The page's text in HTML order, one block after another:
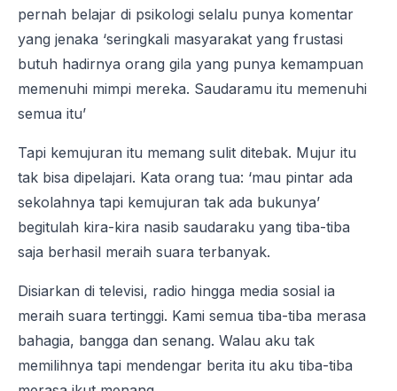
pernah belajar di psikologi selalu punya komentar
yang jenaka ‘seringkali masyarakat yang frustasi
butuh hadirnya orang gila yang punya kemampuan
memenuhi mimpi mereka. Saudaramu itu memenuhi
semua itu’
Tapi kemujuran itu memang sulit ditebak. Mujur itu
tak bisa dipelajari. Kata orang tua: ‘mau pintar ada
sekolahnya tapi kemujuran tak ada bukunya’
begitulah kira-kira nasib saudaraku yang tiba-tiba
saja berhasil meraih suara terbanyak.
Disiarkan di televisi, radio hingga media sosial ia
meraih suara tertinggi. Kami semua tiba-tiba merasa
bahagia, bangga dan senang. Walau aku tak
memilihnya tapi mendengar berita itu aku tiba-tiba